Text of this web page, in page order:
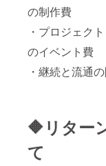
の制作費
・プロジェク
のイベント費
・継続と流通
🔶リター
て